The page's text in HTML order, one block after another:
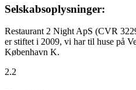
Selskabsoplysninger:
Restaurant 2 Night ApS (CVR
er stiftet i 2009, vi har til huse på
København K.
2.2